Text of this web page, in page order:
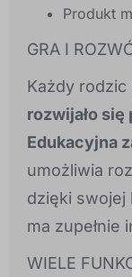
Produkt
GRA I
Każdy rodzic
rozwijało się
Edukacyjna
umożliwia
dzięki swojej
ma zupełnie
WIELE